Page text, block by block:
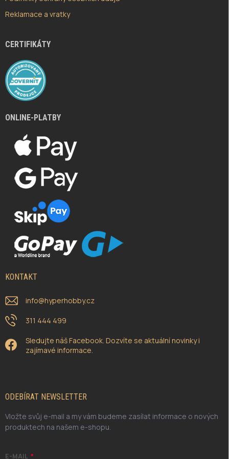
Reklamace a vratky
CERTIFIKÁTY
ONLINE-PLATBY
KONTAKT
info@hyperhobby.cz
311 444 499
Sledujte náš Facebook. Dozvíte se aktuální novinky i
zajímavé informace.
ODEBÍRAT NEWSLETTER
Vložte svůj e-mail a my vám budeme zasílat informace o nových
produktech na našem e-shopu.
E-MAIL